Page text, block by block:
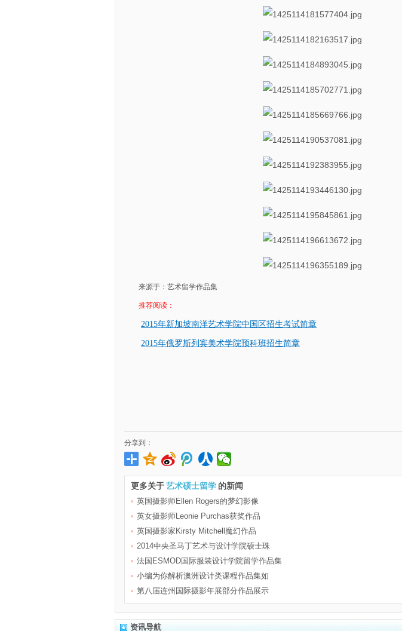
来源于：艺术留学作品集
推荐阅读：
2015年新加坡南洋艺术学院中国区招生考试简章
2015年俄罗斯列宾美术学院预科班招生简章
分享到：
更多关于艺术硕士留学 的新闻
英国摄影师Ellen Rogers的梦幻影像
英女摄影师Leonie Purchas获奖作品
英国摄影家Kirsty Mitchell魔幻作品
2014中央圣马丁艺术与设计学院硕士珠
法国ESMOD国际服装设计学院留学作品集
小编为你解析澳洲设计类课程作品集如
第八届连州国际摄影年展部分作品展示
资讯导航